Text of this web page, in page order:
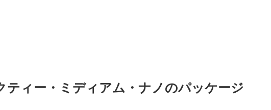
ティー・ミディアム・ナノのパッケージ